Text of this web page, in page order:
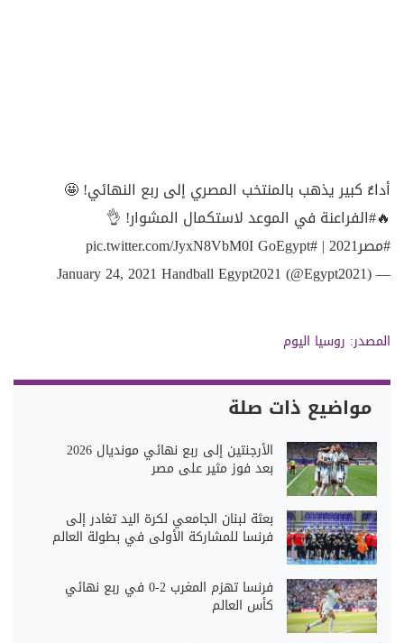
أداءٌ كبير يذهب بالمنتخب المصري إلى ربع النهائي! 🤩
🔥#الفراعنة في الموعد لاستكمال المشوار! 👌
#مصر2021
|
#GoEgypt
pic.twitter.com/JyxN8VbM0I
— Handball Egypt2021 (@Egypt2021)
January 24, 2021
المصدر: روسيا اليوم
مواضيع ذات صلة
الأرجنتين إلى ربع نهائي مونديال 2026
بعد فوز مثير على مصر
بعثة لبنان الجامعي لكرة اليد تغادر إلى
فرنسا للمشاركة الأولى في بطولة العالم
فرنسا تهزم المغرب 2-0 في ربع نهائي
كأس العالم